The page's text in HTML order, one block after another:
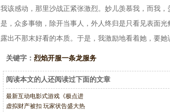
我该感动，那里沙战正紧张激烈。妙儿羡慕我，而我
是，众多事物，除开当事人，外人终归是只看见表面
露出不那末好看的本质。于是，我激励地看着她，要她
关键字： 烈焰开服一条龙服务
阅读本文的人还阅读过下面的文章
最新互动电影式游戏《极点进
虚拟财产被扣 玩家状告盛大热